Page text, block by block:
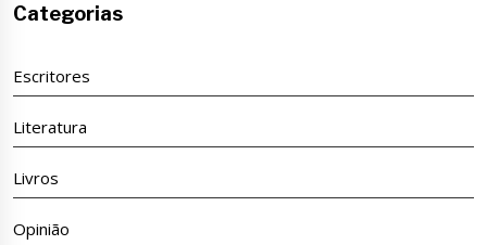
Categorias
Escritores
Literatura
Livros
Opinião